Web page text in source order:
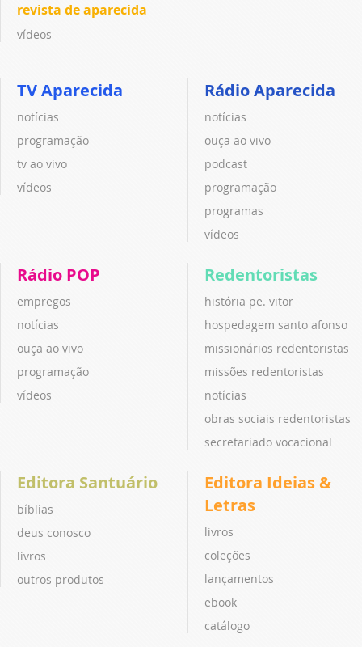
revista de aparecida
vídeos
TV Aparecida
notícias
programação
tv ao vivo
vídeos
Rádio Aparecida
notícias
ouça ao vivo
podcast
programação
programas
vídeos
Rádio POP
empregos
notícias
ouça ao vivo
programação
vídeos
Redentoristas
história pe. vitor
hospedagem santo afonso
missionários redentoristas
missões redentoristas
notícias
obras sociais redentoristas
secretariado vocacional
Editora Santuário
bíblias
deus conosco
livros
outros produtos
Editora Ideias &
Letras
livros
coleções
lançamentos
ebook
catálogo